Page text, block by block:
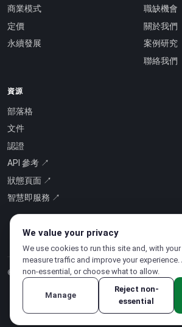
商業模式
定價
永續發展
職缺機會
關於我們
案例研究
聯絡我們
資源
部落格
文件
認證
API 參考 ↗
狀態頁面 ↗
智慧即服務 ↗
© 2026 CloudSigma Holding AG.版權所有.
隱私權政策·服務條款
We value your privacy
We use cookies to run this site and, with
measure traffic and improve your
non-essential, or choose what to allow.
Manage
Reject non-
essential